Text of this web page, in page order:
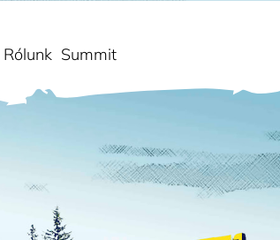
Rólunk Summit